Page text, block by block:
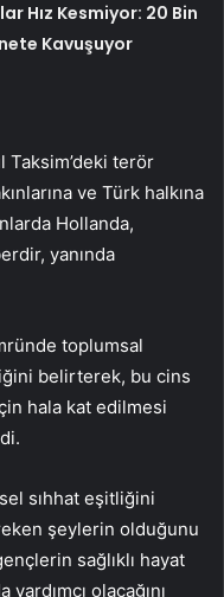
Hız Kesmiyor: 20 Bin
Kavuşuyor
Taksim’deki terör
ve Türk halkına
Hollanda,
yanında
toplumsal
belirterek, bu cins
hala kat edilmesi
sıhhat eşitliğini
şeylerin olduğunu
sağlıklı hayat
olacağını